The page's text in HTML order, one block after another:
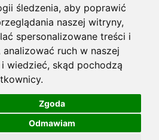
śledzenia, aby poprawić
naszej witryny,
spersonalizowane treści i
analizować ruch w naszej
wiedzieć, skąd pochodzą
Zgoda
Odmawiam
E-MAIL DO LISTY ZAUFANYCH
SERWISOWYCH
DOTYCZĄCE PLIKÓW COOKIE